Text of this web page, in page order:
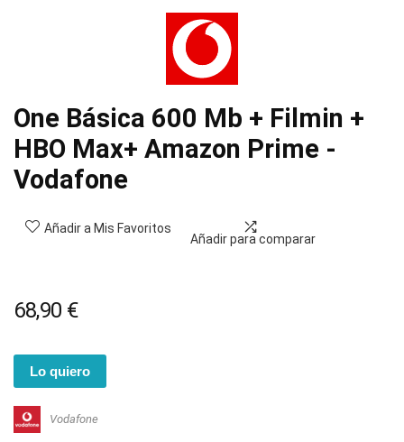
One Básica 600 Mb + Filmin +
HBO Max+ Amazon Prime -
Vodafone
Añadir a Mis Favoritos
Añadir para comparar
68,90 €
Lo quiero
Vodafone